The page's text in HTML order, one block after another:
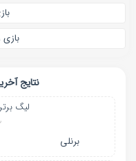
بازی
نتایج
لیگ
برنلی